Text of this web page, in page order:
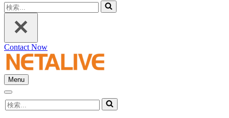
検
索...
Contact Now
Menu
ナ
ゲ
ナ
ビ
検
索...